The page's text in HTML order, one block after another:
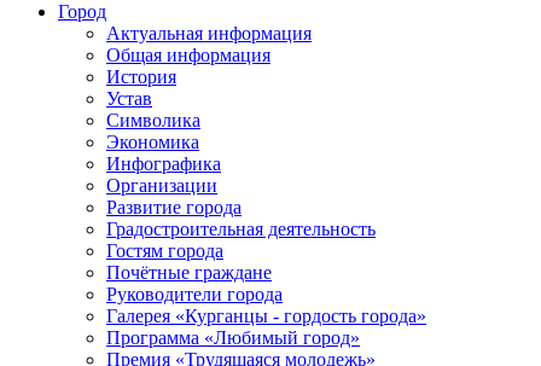
Город
Актуальная информация
Общая информация
История
Устав
Символика
Экономика
Инфографика
Организации
Развитие города
Градостроительная деятельность
Гостям города
Почётные граждане
Руководители города
Галерея «Курганцы - гордость города»
Программа «Любимый город»
Премия «Трудящаяся молодежь»